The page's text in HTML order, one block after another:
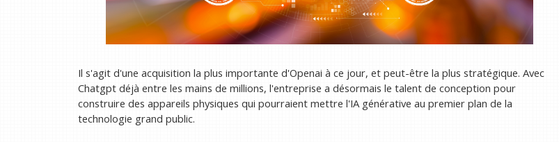
Il s'agit d'une acquisition la plus importante d'Openai à ce jour, et peut-être la plus stratégique. Avec
Chatgpt déjà entre les mains de millions, l'entreprise a désormais le talent de conception pour
construire des appareils physiques qui pourraient mettre l'IA générative au premier plan de la
technologie grand public.